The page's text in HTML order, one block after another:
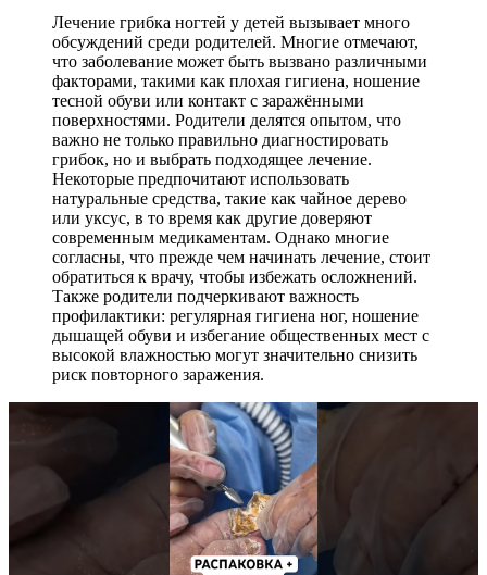
Лечение грибка ногтей у детей вызывает много
обсуждений среди родителей. Многие отмечают,
что заболевание может быть вызвано различными
факторами, такими как плохая гигиена, ношение
тесной обуви или контакт с заражёнными
поверхностями. Родители делятся опытом, что
важно не только правильно диагностировать
грибок, но и выбрать подходящее лечение.
Некоторые предпочитают использовать
натуральные средства, такие как чайное дерево
или уксус, в то время как другие доверяют
современным медикаментам. Однако многие
согласны, что прежде чем начинать лечение, стоит
обратиться к врачу, чтобы избежать осложнений.
Также родители подчеркивают важность
профилактики: регулярная гигиена ног, ношение
дышащей обуви и избегание общественных мест с
высокой влажностью могут значительно снизить
риск повторного заражения.